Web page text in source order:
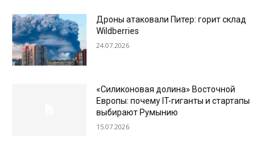
Дроны атаковали Питер: горит склад
Wildberries
24.07.2026
«Силиконовая долина» Восточной
Европы: почему IT-гиганты и стартапы
выбирают Румынию
15.07.2026